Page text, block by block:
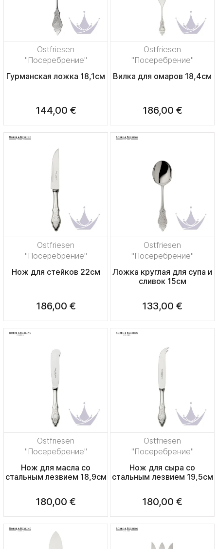
Ostfriesen
"Посеребрение"
Гурманская ложка 18,1см
144,00 €
Ostfriesen
"Посеребрение"
Вилка для омаров 18,4см
186,00 €
Ostfriesen
"Посеребрение"
Нож для стейков 22см
186,00 €
Ostfriesen
"Посеребрение"
Ложка круглая для супа и
сливок 15см
133,00 €
Ostfriesen
"Посеребрение"
Нож для масла со
стальным лезвием 18,9см
180,00 €
Ostfriesen
"Посеребрение"
Нож для сыра со
стальным лезвием 19,5см
180,00 €